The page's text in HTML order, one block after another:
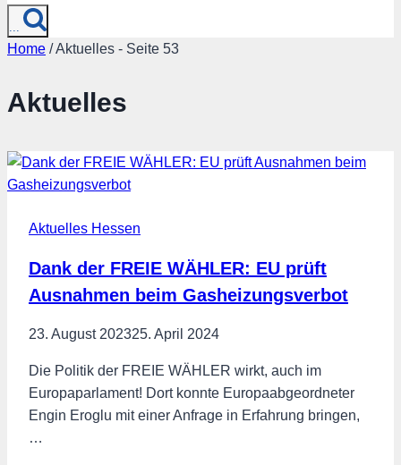
...
Home /Aktuelles - Seite 53
Aktuelles
Aktuelles Hessen
Dank der FREIE WÄHLER: EU prüft
Ausnahmen beim Gasheizungsverbot
23. August 202325. April 2024
Die Politik der FREIE WÄHLER wirkt, auch im
Europaparlament! Dort konnte Europaabgeordneter
Engin Eroglu mit einer Anfrage in Erfahrung bringen,
…